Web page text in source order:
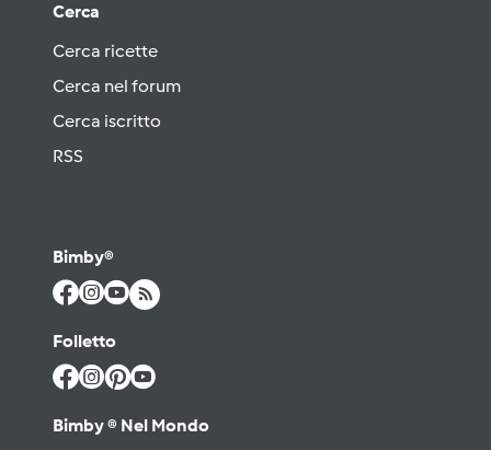
Cerca
Cerca ricette
Cerca nel forum
Cerca iscritto
RSS
Bimby®
Folletto
Bimby ® Nel Mondo